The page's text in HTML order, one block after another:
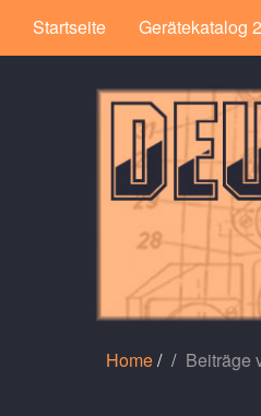
Startseite Gerätekatalog
Home/ Beiträge